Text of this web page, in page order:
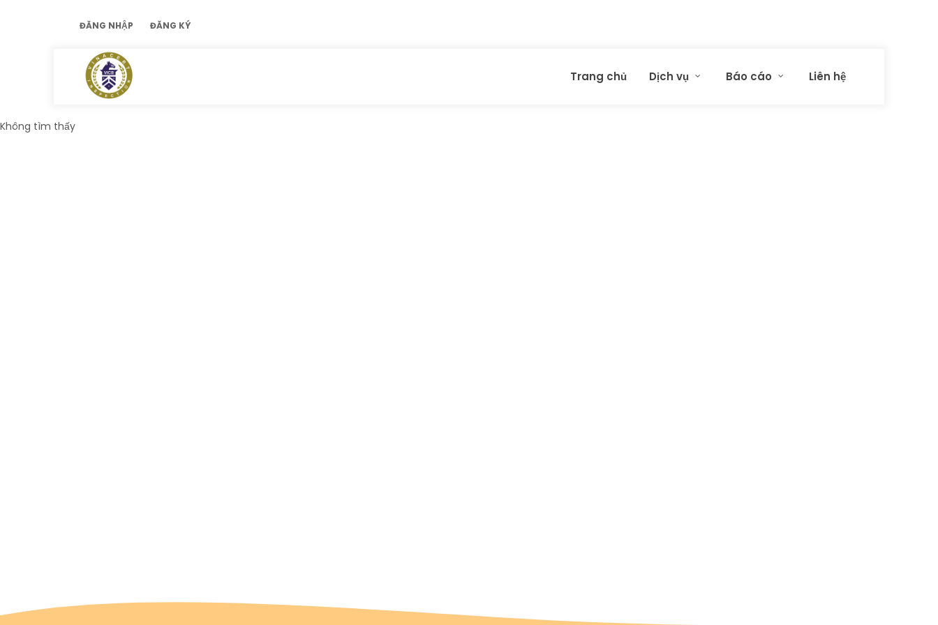
ĐĂNG NHẬP ĐĂNG KÝ
Trang chủ Dịch vụ Báo cáo Liên hệ
Không tìm thấy